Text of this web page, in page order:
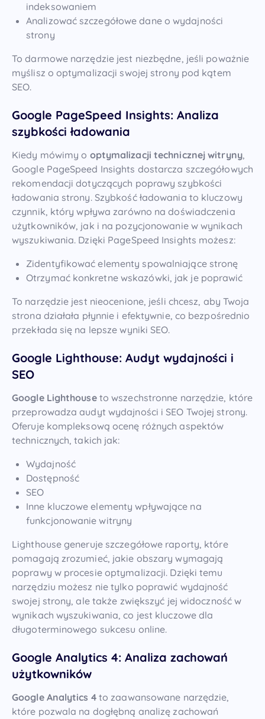
indeksowaniem
Analizować szczegółowe dane o wydajności
strony
To darmowe narzędzie jest niezbędne, jeśli poważnie
myślisz o optymalizacji swojej strony pod kątem
SEO.
Google PageSpeed Insights: Analiza
szybkości ładowania
Kiedy mówimy o optymalizacji technicznej witryny,
Google PageSpeed Insights dostarcza szczegółowych
rekomendacji dotyczących poprawy szybkości
ładowania strony. Szybkość ładowania to kluczowy
czynnik, który wpływa zarówno na doświadczenia
użytkowników, jak i na pozycjonowanie w wynikach
wyszukiwania. Dzięki PageSpeed Insights możesz:
Zidentyfikować elementy spowalniające stronę
Otrzymać konkretne wskazówki, jak je poprawić
To narzędzie jest nieocenione, jeśli chcesz, aby Twoja
strona działała płynnie i efektywnie, co bezpośrednio
przekłada się na lepsze wyniki SEO.
Google Lighthouse: Audyt wydajności i
SEO
Google Lighthouseto wszechstronne narzędzie, które
przeprowadza audyt wydajności i SEO Twojej strony.
Oferuje kompleksową ocenę różnych aspektów
technicznych, takich jak:
Wydajność
Dostępność
SEO
Inne kluczowe elementy wpływające na
funkcjonowanie witryny
Lighthouse generuje szczegółowe raporty, które
pomagają zrozumieć, jakie obszary wymagają
poprawy w procesie optymalizacji. Dzięki temu
narzędziu możesz nie tylko poprawić wydajność
swojej strony, ale także zwiększyć jej widoczność w
wynikach wyszukiwania, co jest kluczowe dla
długoterminowego sukcesu online.
Google Analytics 4: Analiza zachowań
użytkowników
Google Analytics 4to zaawansowane narzędzie,
które pozwala na dogłębną analizę zachowań